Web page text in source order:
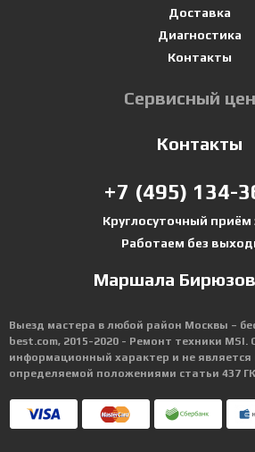
Доставка
Диагностика
Контакты
Сервисный
Контакты
+7 (495) 134-
Круглосуточный приём
Работаем без
Маршала
Выезд мастера в любой район Москвы –
best.com, 2015-2020 - Ремонт техники MSI.
информационный характер и не
определяемой положениями статьи 437